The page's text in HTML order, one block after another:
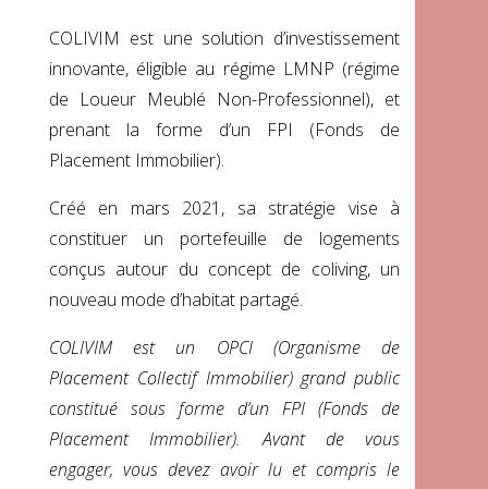
COLIVIM est une solution d’investissement
innovante, éligible au régime LMNP (régime
de Loueur Meublé Non-Professionnel), et
prenant la forme d’un FPI (Fonds de
Placement Immobilier).
Créé en mars 2021, sa stratégie vise à
constituer un portefeuille de logements
conçus autour du concept de coliving, un
nouveau mode d’habitat partagé.
COLIVIM est un OPCI (Organisme de
Placement Collectif Immobilier)grand public
constitué sous forme d’un FPI (Fonds de
Placement Immobilier). Avant de vous
engager, vous devez avoir lu et compris le